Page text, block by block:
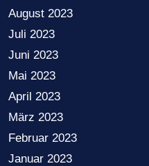
August 2023
Juli 2023
Juni 2023
Mai 2023
April 2023
März 2023
Februar 2023
Januar 2023